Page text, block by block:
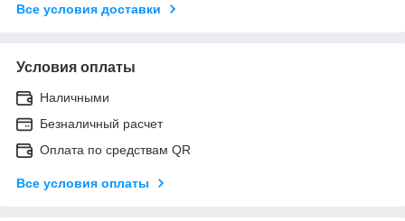
Все условия доставки
Условия оплаты
Наличными
Безналичный расчет
Оплата по средствам QR
Все условия оплаты